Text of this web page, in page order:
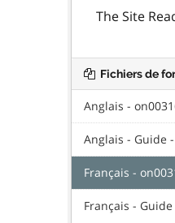
The Site
Fichiers de
Anglais -
Anglais - Guide
Français -
Français - Guide